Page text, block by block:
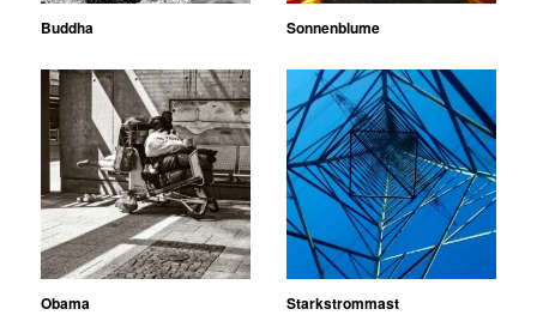
Buddha Sonnenblume
Obama Starkstrommast